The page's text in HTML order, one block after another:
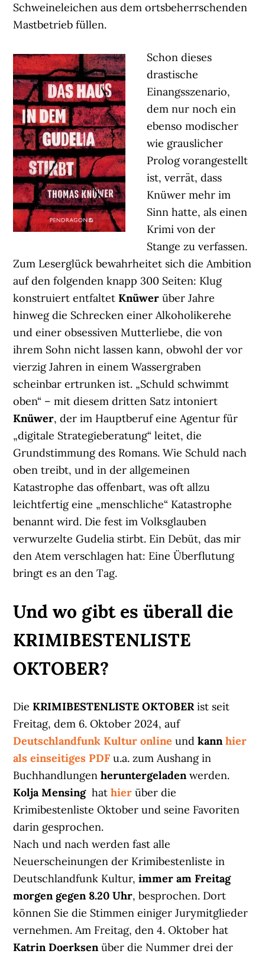
Schweineleichen aus dem ortsbeherrschenden
Mastbetrieb füllen.
Schon dieses
drastische
Einangsszenario,
dem nur noch ein
ebenso modischer
wie grauslicher
Prolog vorangestellt
ist, verrät, dass
Knüwer mehr im
Sinn hatte, als einen
Krimi von der
Stange zu verfassen.
Zum Leserglück bewahrheitet sich die Ambition
auf den folgenden knapp 300 Seiten: Klug
konstruiert entfaltetKnüwerüber Jahre
hinweg die Schrecken einer Alkoholikerehe
und einer obsessiven Mutterliebe, die von
ihrem Sohn nicht lassen kann, obwohl der vor
vierzig Jahren in einem Wassergraben
scheinbar ertrunken ist. „Schuld schwimmt
oben“ – mit diesem dritten Satz intoniert
Knüwer, der im Hauptberuf eine Agentur für
„digitale Strategieberatung“ leitet, die
Grundstimmung des Romans. Wie Schuld nach
oben treibt, und in der allgemeinen
Katastrophe das offenbart, was oft allzu
leichtfertig eine „menschliche“ Katastrophe
benannt wird. Die fest im Volksglauben
verwurzelte Gudelia stirbt. Ein Debüt, das mir
den Atem verschlagen hat: Eine Überflutung
bringt es an den Tag.
Und wo gibt es überall die
KRIMIBESTENLISTE
OKTOBER?
DieKRIMIBESTENLISTE OKTOBERist seit
Freitag, dem 6. Oktober 2024, auf
Deutschlandfunk Kultur online undkannhier
als einseitiges PDF u.a. zum Aushang in
Buchhandlungenheruntergeladenwerden.
Kolja Mensinghathier über die
Krimibestenliste Oktober und seine Favoriten
darin gesprochen.
Nach und nach werden fast alle
Neuerscheinungen der Krimibestenliste in
Deutschlandfunk Kultur,immer am Freitag
morgen gegen 8.20 Uhr, besprochen. Dort
können Sie die Stimmen einiger Jurymitglieder
vernehmen. Am Freitag, den 4. Oktober hat
Katrin Doerksenüber die Nummer drei der